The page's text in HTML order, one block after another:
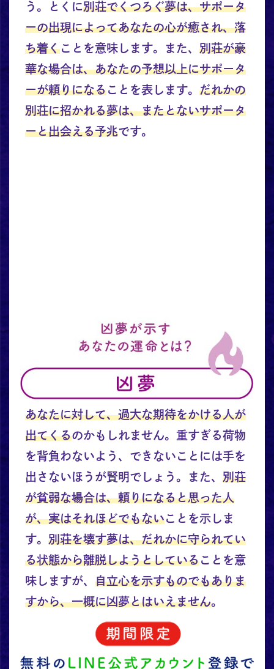
う。とくに別荘でくつろぐ夢は、サポータ
ーの出現によってあなたの心が癒され、落
ち着くことを意味します。また、 別荘が豪
華な場合は、あなたの予想以上にサポータ
ーが頼りになることを表します。 だれかの
別荘に招かれる夢は、またとないサポータ
ーと出会える予兆です。
あなたに対して、過大な期待をかける人が
出てくるのかもしれません。重すぎる荷物
を背負わないよう、できないことには手を
出さないほうが賢明でしょう。また、 別荘
が貧弱な場合は、頼りになると思った人
が、実はそれほどでもないことを示しま
す。 別荘を壊す夢は、だれかに守られてい
る状態から離脱しようとしていることを意
味しますが、 自立心を示すものでもありま
すから、一概に凶夢とはいえません。